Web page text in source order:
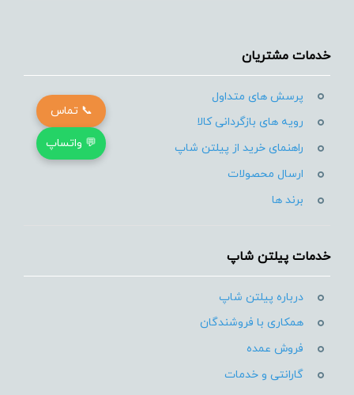
خدمات مشتریان
پرسش های متداول
رویه های بازگردانی کالا
راهنمای خرید از پیلتن شاپ
ارسال محصولات
برند ها
خدمات پیلتن شاپ
درباره پیلتن شاپ
همکاری با فروشندگان
فروش عمده
گارانتی و خدمات
📞 تماس
💬 واتساپ